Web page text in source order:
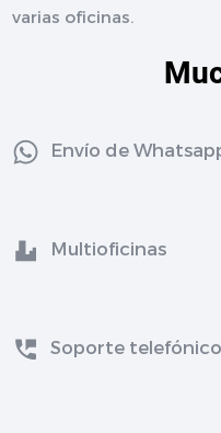
varias oficinas.
Envío de
Multioficinas
Soporte telefónico